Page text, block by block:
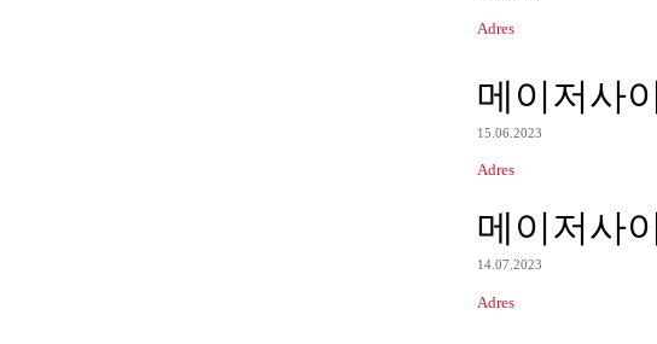
Adres
메이저사
15.06.2023
Adres
메이저사
14.07.2023
Adres